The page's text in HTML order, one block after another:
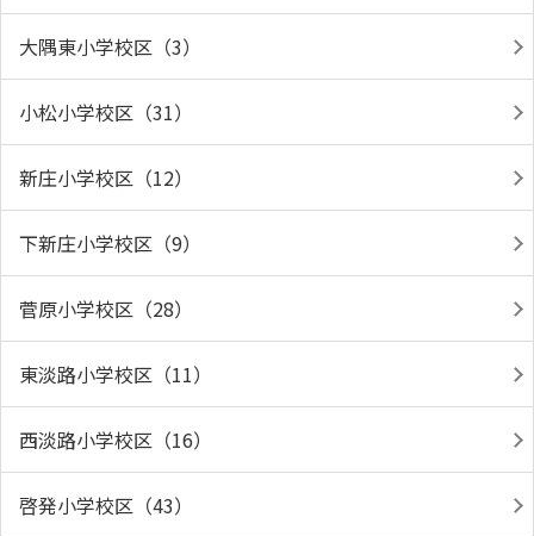
大隅東小学校区（3）
小松小学校区（31）
新庄小学校区（12）
下新庄小学校区（9）
菅原小学校区（28）
東淡路小学校区（11）
西淡路小学校区（16）
啓発小学校区（43）